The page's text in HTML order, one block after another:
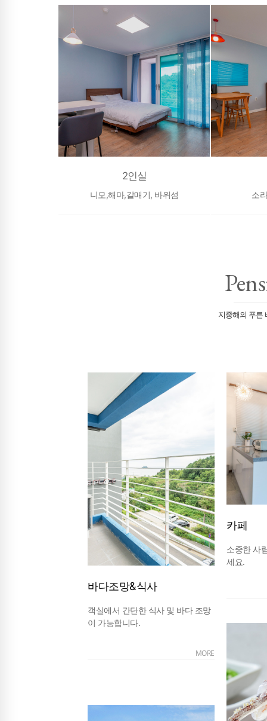
2인실
니모,해마,갈매기, 바위섬 소
지중해의 푸른
바다조망&식사
객실에서 간단한 식사 및 바다 조망
이 가능합니다.
MORE
카페
소중한 사
세요.